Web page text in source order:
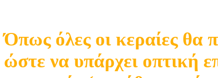
Όπως όλες οι κεραίες θα
ώστε να υπάρχει οπτική